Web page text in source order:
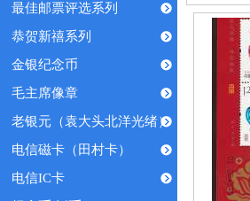
最佳邮票评选系列
恭贺新禧系列
金银纪念币
毛主席像章
老银元（袁大头北洋光绪）
电信磁卡（田村卡）
电信IC卡